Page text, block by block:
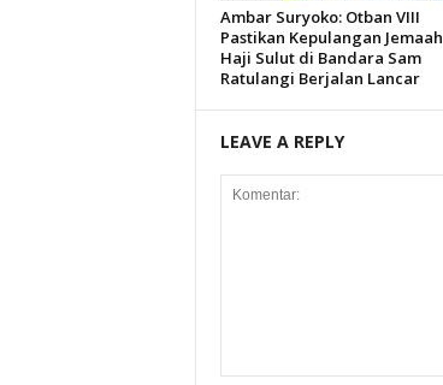
Ambar Suryoko: Otban VIII
Pastikan Kepulangan Jemaah
Haji Sulut di Bandara Sam
Ratulangi Berjalan Lancar
LEAVE A REPLY